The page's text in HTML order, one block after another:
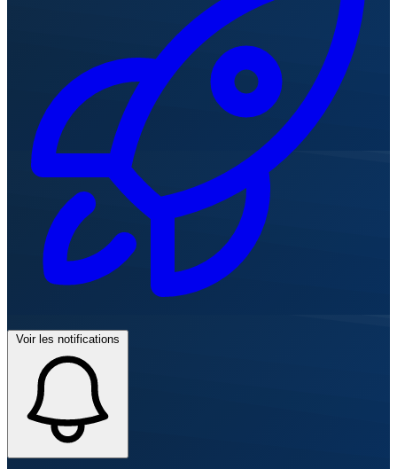
Voir les notifications